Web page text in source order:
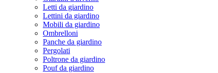
Letti da giardino
Lettini da giardino
Mobili da giardino
Ombrelloni
Panche da giardino
Pergolati
Poltrone da giardino
Pouf da giardino